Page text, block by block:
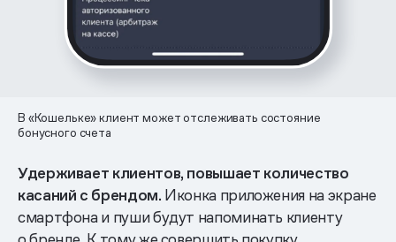
В «Кошельке» клиент может отслеживать состояние
бонусного счета
Удерживает клиентов, повышает количество
касаний с брендом. Иконка приложения на экране
смартфона и пуши будут напоминать клиенту